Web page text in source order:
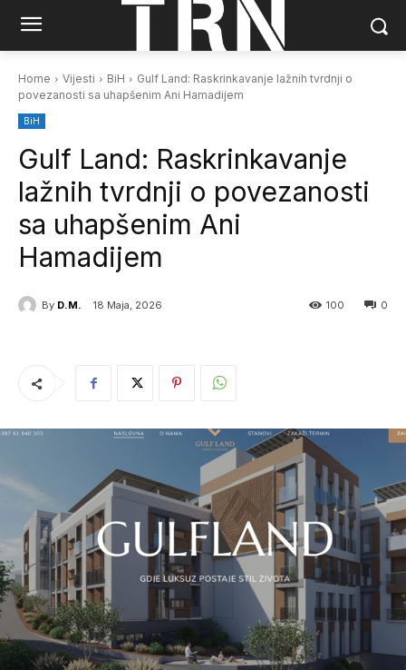
Home Vijesti BiH
Gulf Land: Raskrinkavanje lažnih tvrdnji o
povezanosti sa uhapšenim Ani Hamadijem
BiH
Gulf Land: Raskrinkavanje
lažnih tvrdnji o povezanosti
sa uhapšenim Ani
Hamadijem
By D.M. 18 Maja, 2026 0
100